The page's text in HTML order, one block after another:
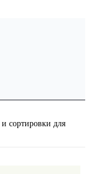
сортировки для